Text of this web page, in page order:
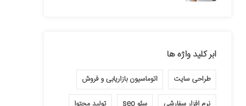
ابر کلید واژه ها
طراحی سایت اتوماسیون بازاریابی و فروش